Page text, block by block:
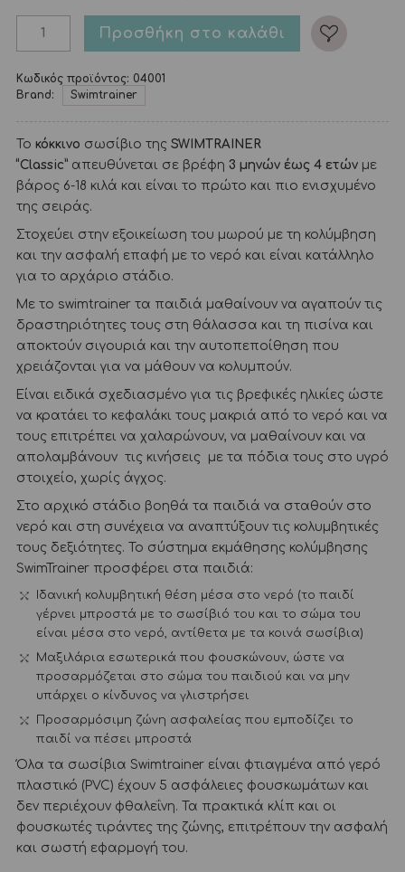
Προσθήκη στο καλάθι
Κωδικός προϊόντος: 04001
Brand:
Swimtrainer
Το κόκκινο σωσίβιο της SWIMTRAINER
“Classic”απευθύνεται σε βρέφη 3 μηνών έως 4 ετώνμε
βάρος 6-18 κιλά και είναι το πρώτο και πιο ενισχυμένο
της σειράς.
Στοχεύει στην εξοικείωση του μωρού με τη κολύμβηση
και την ασφαλή επαφή με το νερό και είναι κατάλληλο
για το αρχάριο στάδιο.
Με το swimtrainer τα παιδιά μαθαίνουν να αγαπούν τις
δραστηριότητες τους στη θάλασσα και τη πισίνα και
αποκτούν σιγουριά και την αυτοπεποίθηση που
χρειάζονται για να μάθουν να κολυμπούν.
Είναι ειδικά σχεδιασμένο για τις βρεφικές ηλικίες ώστε
να κρατάει το κεφαλάκι τους μακριά από το νερό και να
τους επιτρέπει να χαλαρώνουν, να μαθαίνουν και να
απολαμβάνουν τις κινήσεις με τα πόδια τους στο υγρό
στοιχείο, χωρίς άγχος.
Στο αρχικό στάδιο βοηθά τα παιδιά να σταθούν στο
νερό και στη συνέχεια να αναπτύξουν τις κολυμβητικές
τους δεξιότητες. Το σύστημα εκμάθησης κολύμβησης
SwimTrainer προσφέρει στα παιδιά:
Ιδανική κολυμβητική θέση μέσα στο νερό (το παιδί
γέρνει μπροστά με το σωσίβιό του και το σώμα του
είναι μέσα στο νερό, αντίθετα με τα κοινά σωσίβια)
Μαξιλάρια εσωτερικά που φουσκώνουν, ώστε να
προσαρμόζεται στο σώμα του παιδιού και να μην
υπάρχει ο κίνδυνος να γλιστρήσει
Προσαρμόσιμη ζώνη ασφαλείας που εμποδίζει το
παιδί να πέσει μπροστά
Όλα τα σωσίβια Swimtrainer είναι φτιαγμένα από γερό
πλαστικό (PVC) έχουν 5 ασφάλειες φουσκωμάτων και
δεν περιέχουν φθαλεΐνη. Τα πρακτικά κλίπ και οι
φουσκωτές τιράντες της ζώνης, επιτρέπουν την ασφαλή
και σωστή εφαρμογή του.